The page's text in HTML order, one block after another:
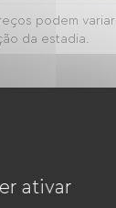
podem
da estadia.
ativar